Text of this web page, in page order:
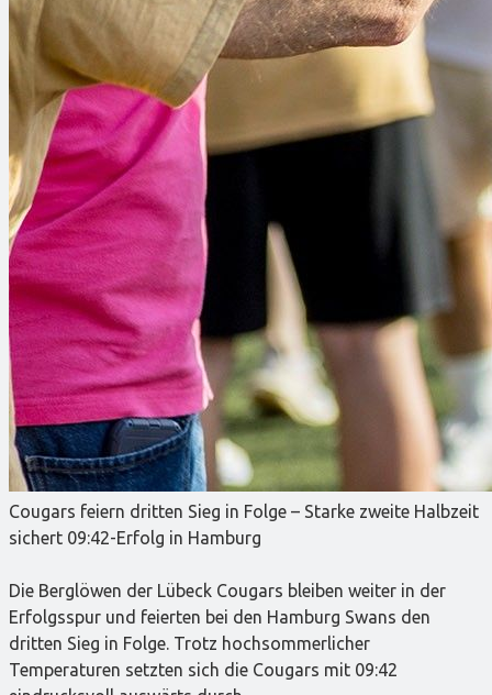
Cougars feiern dritten Sieg in Folge – Starke zweite Halbzeit
sichert 09:42-Erfolg in Hamburg
Die Berglöwen der Lübeck Cougars bleiben weiter in der
Erfolgsspur und feierten bei den Hamburg Swans den
dritten Sieg in Folge. Trotz hochsommerlicher
Temperaturen setzten sich die Cougars mit 09:42